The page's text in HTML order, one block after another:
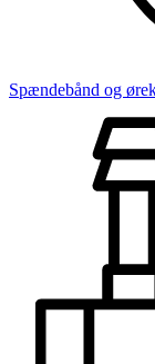
Spændebånd og